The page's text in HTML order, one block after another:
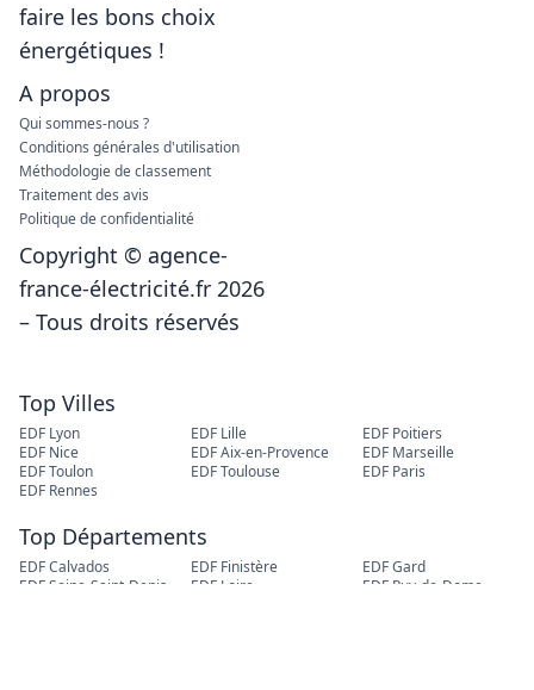
Top Villes
EDF Lyon EDF Lille
EDF Poitiers
EDF Nice
EDF Aix-en-Provence
EDF Marseille
EDF Toulon
EDF Toulouse
EDF Paris
EDF Rennes
Top Départements
EDF Calvados EDF Finistère
EDF Gard
EDF Seine-Saint-Denis
EDF Loire
EDF Puy-de-Dome
faire les bons choix
énergétiques !
A propos
Qui sommes-nous ?
Conditions générales d'utilisation
Méthodologie de classement
Traitement des avis
Politique de confidentialité
Copyright © agence-
france-électricité.fr 2026
– Tous droits réservés